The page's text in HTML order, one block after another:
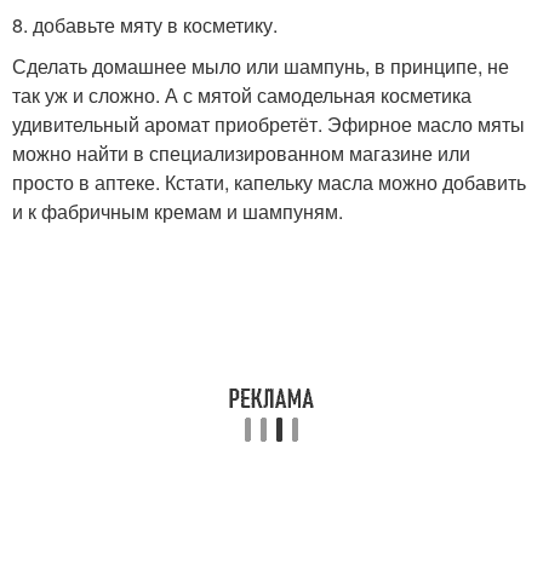
8. добавьте мяту в косметику.
Сделать домашнее мыло или шампунь, в принципе, не
так уж и сложно. А с мятой самодельная косметика
удивительный аромат приобретёт. Эфирное масло мяты
можно найти в специализированном магазине или
просто в аптеке. Кстати, капельку масла можно добавить
и к фабричным кремам и шампуням.